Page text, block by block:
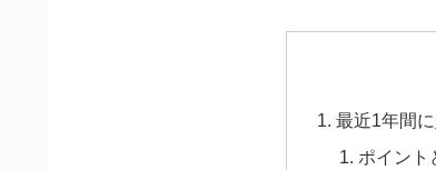
最近1年間
ポイント